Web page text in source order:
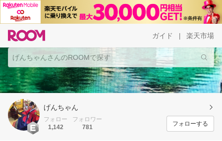
ガイド 楽天市場
げんちゃん
フォロー
1,142
フォロワー
781
フォローする